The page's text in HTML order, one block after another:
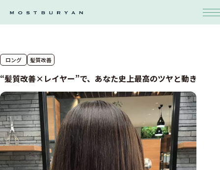
ロング 髪質改善
“髪質改善×レイヤー”で、あなた史上最高のツヤと動き